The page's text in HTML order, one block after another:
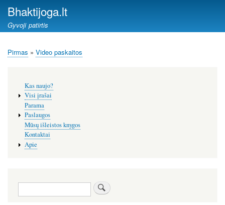
Bhaktijoga.lt
Gyvoji patirtis
Kelias
Pirmas Video paskaitos
meniu
Kas naujo?
Visi įrašai
Parama
Paslaugos
Mūsų išleistos knygos
Kontaktai
Apie
Paieška